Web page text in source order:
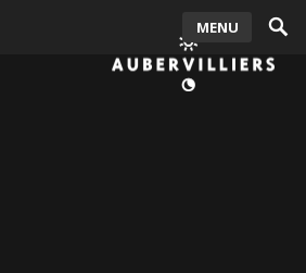
MENU